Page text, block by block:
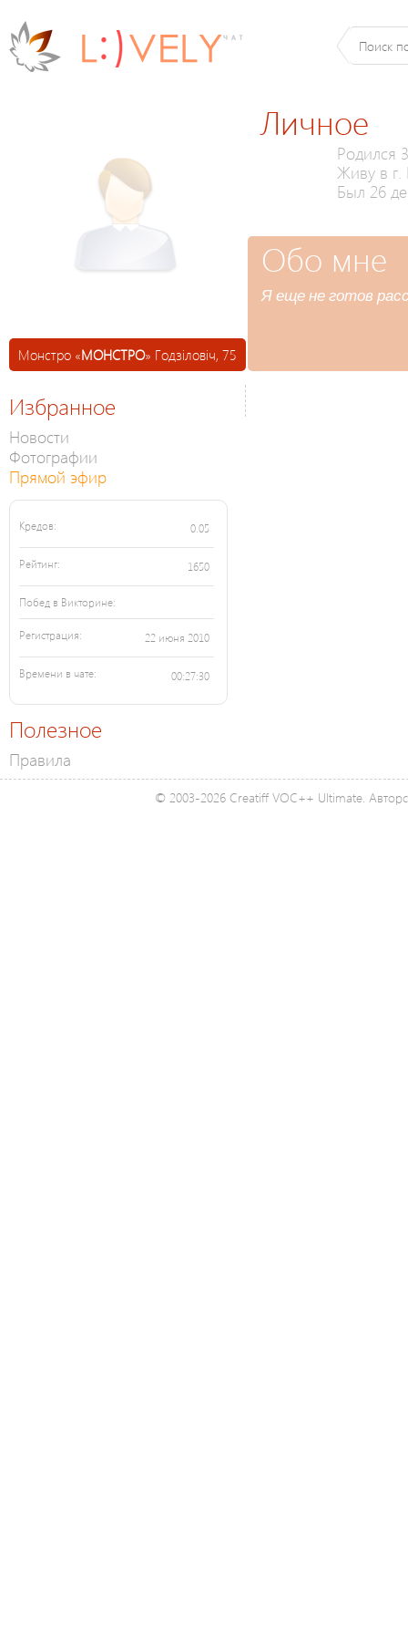
Монстро «МОНСТРО» Годзіловіч, 75
Личное
Родился
Живу в
Был 26
Обо мне
Я еще не готов
Избранное
Новости
Фотографии
Прямой эфир
Кредов: 0.05
Рейтинг: 1650
Побед в Викторине:
Регистрация: 22 июня 2010
Времени в чате: 00:27:30
Полезное
Правила
© 2003-2026 Creatiff VOC++ Ultimate.